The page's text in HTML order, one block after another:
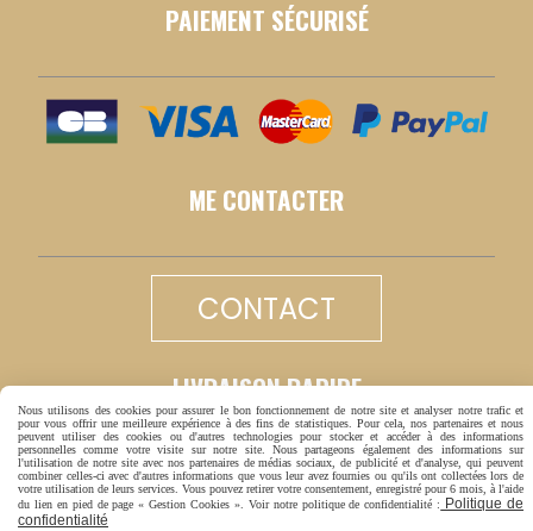
PAIEMENT SÉCURISÉ
ME CONTACTER
CONTACT
LIVRAISON RAPIDE
Nous utilisons des cookies pour assurer le bon fonctionnement de notre site et analyser notre trafic et
pour vous offrir une meilleure expérience à des fins de statistiques. Pour cela, nos partenaires et nous
peuvent utiliser des cookies ou d'autres technologies pour stocker et accéder à des informations
personnelles comme votre visite sur notre site. Nous partageons également des informations sur
l'utilisation de notre site avec nos partenaires de médias sociaux, de publicité et d'analyse, qui peuvent
combiner celles-ci avec d'autres informations que vous leur avez fournies ou qu'ils ont collectées lors de
votre utilisation de leurs services. Vous pouvez retirer votre consentement, enregistré pour 6 mois, à l'aide
du lien en pied de page « Gestion Cookies ». Voir notre politique de confidentialité :
Politique de
confidentialité